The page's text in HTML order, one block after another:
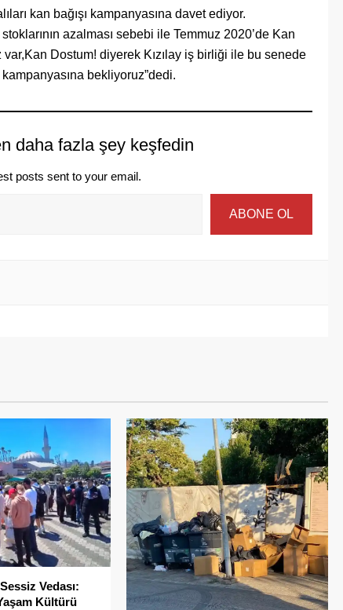
kan bağışı kampanyasına davet ediyor.
azalması sebebi ile Temmuz 2020’de Kan
var,Kan Dostum! diyerek Kızılay iş birliği ile bu senede
kampanyasına bekliyoruz”dedi.
daha fazla şey keşfedin
posts sent to your email.
ABONE OL
Vedası:
Kültürü